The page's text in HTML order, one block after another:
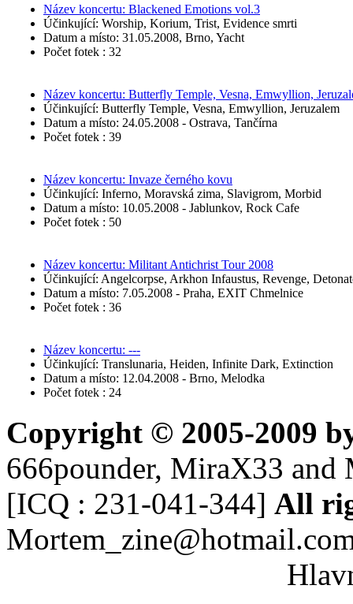
Název koncertu: Blackened Emotions vol.3
Účinkující: Worship, Korium, Trist, Evidence smrti
Datum a místo: 31.05.2008, Brno, Yacht
Počet fotek : 32
Název koncertu: Butterfly Temple, Vesna, Emwyllion,
Účinkující: Butterfly Temple, Vesna, Emwyllion, Jeruzalem
Datum a místo: 24.05.2008 - Ostrava, Tančírna
Počet fotek : 39
Název koncertu: Invaze černého kovu
Účinkující: Inferno, Moravská zima, Slavigrom, Morbid
Datum a místo: 10.05.2008 - Jablunkov, Rock Cafe
Počet fotek : 50
Název koncertu: Militant Antichrist Tour 2008
Účinkující: Angelcorpse, Arkhon Infaustus, Revenge,
Datum a místo: 7.05.2008 - Praha, EXIT Chmelnice
Počet fotek : 36
Název koncertu: ---
Účinkující: Translunaria, Heiden, Infinite Dark, Extinction
Datum a místo: 12.04.2008 - Brno, Melodka
Počet fotek : 24
Copyright © 2005-2009
666pounder, MiraX33
[ICQ : 231-041-344] All